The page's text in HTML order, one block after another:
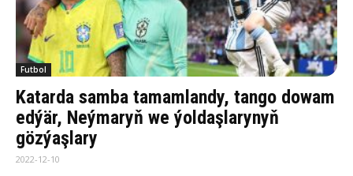
Futbol
Katarda samba tamamlandy, tango dowam
edýär, Neýmaryň we ýoldaşlarynyň
gözýaşlary
2022-12-10